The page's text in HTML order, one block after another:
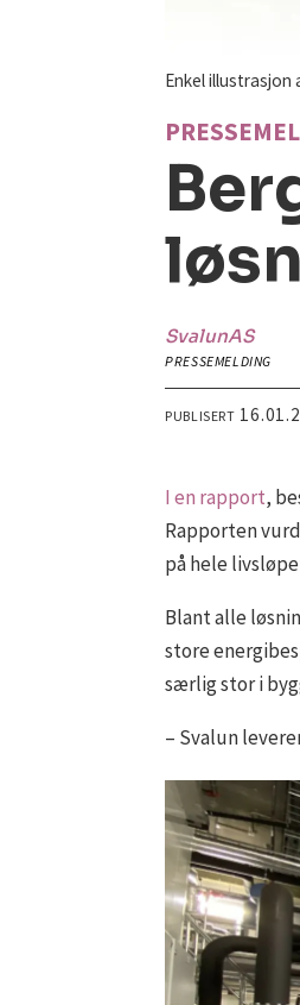
Enkel illustrasjon
SvalunAS
PRESSEMELDING
PUBLISERT
I en rapport,
Rapporten
på hele
Blant alle
store
særlig stor i
– Svalun